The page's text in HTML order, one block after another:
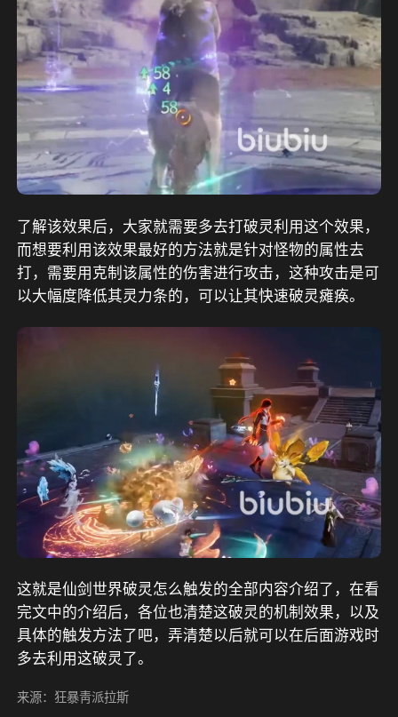
了解该效果后，大家就需要多去打破灵利用这个效果，
而想要利用该效果最好的方法就是针对怪物的属性去
打，需要用克制该属性的伤害进行攻击，这种攻击是可
以大幅度降低其灵力条的，可以让其快速破灵瘫痪。
这就是仙剑世界破灵怎么触发的全部内容介绍了，在看
完文中的介绍后，各位也清楚这破灵的机制效果，以及
具体的触发方法了吧，弄清楚以后就可以在后面游戏时
多去利用这破灵了。
来源：狂暴靑派拉斯